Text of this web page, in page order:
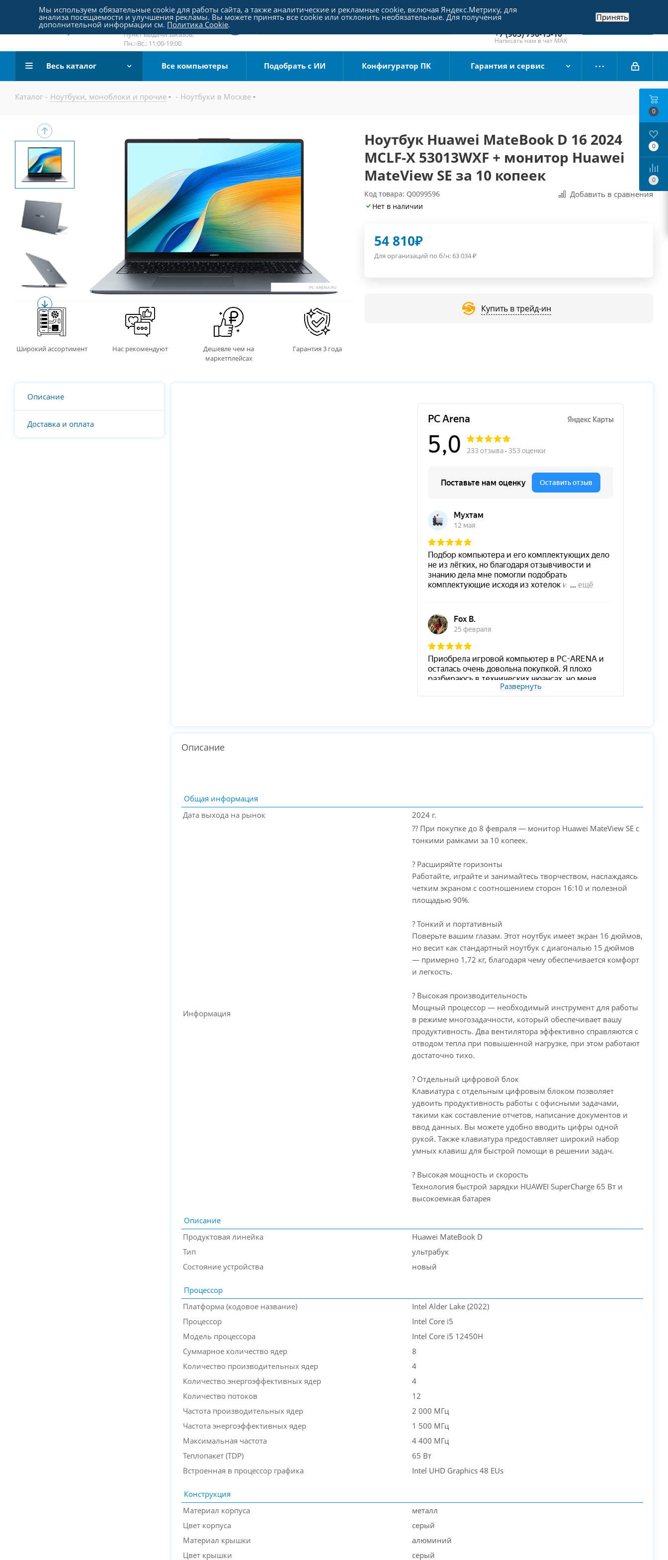
Пятницкое шоссе 18, пав. 267
email:sale@pc-arena.ru
Пн.:-Вс.: 10:00-20:00
Пункт выдачи заказов:
Пн.:-Вс.: 11:00-19:00
+7 (495) 790-15-10
Отдел продаж
+7 (903) 790-15-10
Написать нам в чат MAX
Заказать звонок
Весь каталог Все компьютеры Подобрать с ИИ Конфигуратор ПК Гарантия и сервис
Каталог - Ноутбуки, моноблоки и прочие - Ноутбуки в Москве
Широкий ассортимент Нас рекомендуют
Дешевле чем на
маркетплейсах
Гарантия 3 года
Ноутбук Huawei MateBook D 16 2024
MCLF-X 53013WXF + монитор Huawei
MateView SE за 10 копеек
Код товара: Q0099596 Добавить в сравнения
Нет в наличии
54 810₽
Для организаций по б/н:63 034₽
Купить в трейд-ин
Описание
Доставка и оплата
Развернуть
Описание
Общая информация
Дата выхода на рынок
2024 г.
Информация
?? При покупке до 8 февраля — монитор Huawei MateView SE с
тонкими рамками за 10 копеек.
? Расширяйте горизонты
Работайте, играйте и занимайтесь творчеством, наслаждаясь
четким экраном с соотношением сторон 16:10 и полезной
площадью 90%.
? Тонкий и портативный
Поверьте вашим глазам. Этот ноутбук имеет экран 16 дюймов,
но весит как стандартный ноутбук с диагональю 15 дюймов
— примерно 1,72 кг, благодаря чему обеспечивается комфорт
и легкость.
? Высокая производительность
Мощный процессор — необходимый инструмент для работы
в режиме многозадачности, который обеспечивает вашу
продуктивность. Два вентилятора эффективно справляются с
отводом тепла при повышенной нагрузке, при этом работают
достаточно тихо.
? Отдельный цифровой блок
Клавиатура с отдельным цифровым блоком позволяет
удвоить продуктивность работы с офисными задачами,
такими как составление отчетов, написание документов и
ввод данных. Вы можете удобно вводить цифры одной
рукой. Также клавиатура предоставляет широкий набор
умных клавиш для быстрой помощи в решении задач.
? Высокая мощность и скорость
Технология быстрой зарядки HUAWEI SuperCharge 65 Вт и
высокоемкая батарея
Описание
Продуктовая линейка
Huawei MateBook D
Тип
ультрабук
Состояние устройства
новый
Процессор
Платформа (кодовое название)
Intel Alder Lake (2022)
Процессор
Intel Core i5
Модель процессора
Intel Core i5 12450H
Суммарное количество ядер
8
Количество производительных ядер
4
Количество энергоэффективных ядер
4
Количество потоков
12
Частота производительных ядер
2 000 МГц
Частота энергоэффективных ядер
1 500 МГц
Максимальная частота
4 400 МГц
Теплопакет (TDP)
65 Вт
Встроенная в процессор графика
Intel UHD Graphics 48 EUs
Конструкция
Материал корпуса
металл
Цвет корпуса
серый
Материал крышки
алюминий
Цвет крышки
серый
0
0
0
Мы используем обязательные cookie для работы сайта, а также аналитические и рекламные cookie, включая Яндекс.Метрику, для
анализа посещаемости и улучшения рекламы. Вы можете принять все cookie или отклонить необязательные. Для получения
дополнительной информации см. Политика Cookie.
Принять